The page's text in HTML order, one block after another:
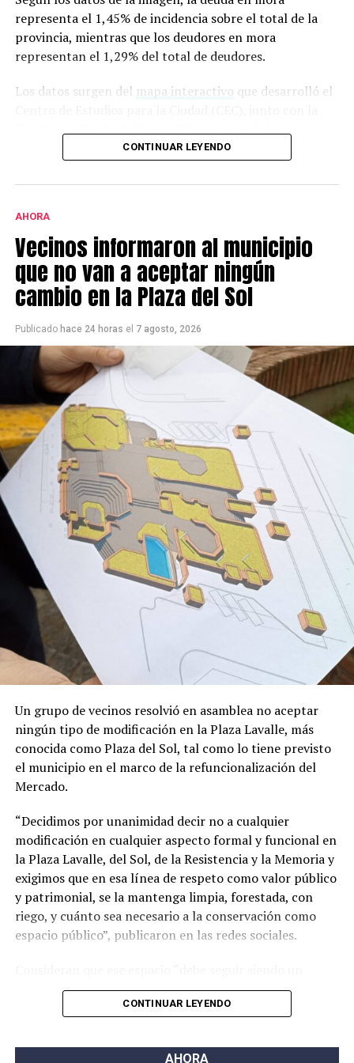
representa el 1,45% de incidencia sobre el total de la
provincia, mientras que los deudores en mora
representan el 1,29% del total de deudores.
Los datos surgen del mapa interactivo que desarrolló el
información de la Central de Deudores del Banco
Central de la República Argentina (BCRA).
CONTINUAR LEYENDO
AHORA
Vecinos informaron al municipio
que no van a aceptar ningún
cambio en la Plaza del Sol
Publicado hace 24 horas el 7 agosto, 2026
Un grupo de vecinos resolvió en asamblea no aceptar
ningún tipo de modificación en la Plaza Lavalle, más
conocida como Plaza del Sol, tal como lo tiene previsto
el municipio en el marco de la refuncionalización del
Mercado.
“Decidimos por unanimidad decir no a cualquier
modificación en cualquier aspecto formal y funcional en
la Plaza Lavalle, del Sol, de la Resistencia y la Memoria y
exigimos que en esa línea de respeto como valor público
y patrimonial, se la mantenga limpia, forestada, con
riego, y cuánto sea necesario a la conservación como
espacio público”, publicaron en las redes sociales.
espacio público identitario y no un proyecto
permanente de emprendimientos privados” y a tal fin
cantidad de firmas.
CONTINUAR LEYENDO
AHORA